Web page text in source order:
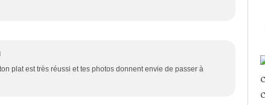
plat est très réussi et tes photos donnent envie de passer à